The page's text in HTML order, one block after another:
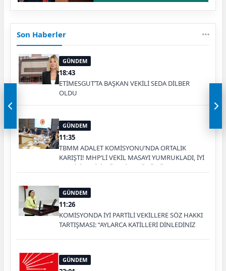
Son Haberler
GÜNDEM
18:43
ETİMESGUT’TA BAŞKAN VEKİLİ SEDA DİLBER
OLDU
GÜNDEM
11:35
TBMM ADALET KOMİSYONU’NDA ORTALIK
KARIŞTI! MHP’Lİ VEKİL MASAYI YUMRUKLADI, İYİ
PARTİLİ VEKİLİN ÜZERİNE YÜRÜDÜ
GÜNDEM
11:26
KOMİSYONDA İYİ PARTİLİ VEKİLLERE SÖZ HAKKI
TARTIŞMASI: “AYLARCA KATİLLERİ DİNLEDİNİZ
GÜNDEM